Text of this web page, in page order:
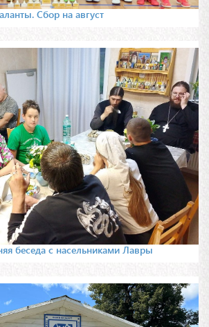
Сбор на август
беседа с насельниками Лавры